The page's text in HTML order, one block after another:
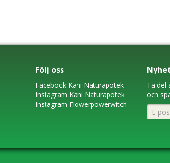
Följ oss
Facebook Kani Naturapotek
Instagram Kani Naturapotek
Instagram Flowerpowerwitch
Ta del
och